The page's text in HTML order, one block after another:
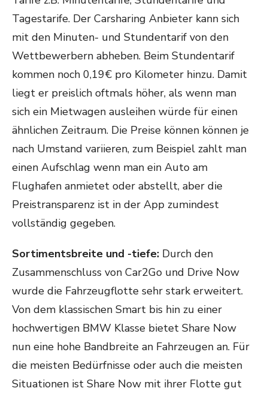
Tagestarife. Der Carsharing Anbieter kann sich
mit den Minuten- und Stundentarif von den
Wettbewerbern abheben. Beim Stundentarif
kommen noch 0,19€ pro Kilometer hinzu. Damit
liegt er preislich oftmals höher, als wenn man
sich ein Mietwagen ausleihen würde für einen
ähnlichen Zeitraum. Die Preise können können je
nach Umstand variieren, zum Beispiel zahlt man
einen Aufschlag wenn man ein Auto am
Flughafen anmietet oder abstellt, aber die
Preistransparenz ist in der App zumindest
vollständig gegeben.
Sortimentsbreite und -tiefe: Durch den
Zusammenschluss von Car2Go und Drive Now
wurde die Fahrzeugflotte sehr stark erweitert.
Von dem klassischen Smart bis hin zu einer
hochwertigen BMW Klasse bietet Share Now
nun eine hohe Bandbreite an Fahrzeugen an. Für
die meisten Bedürfnisse oder auch die meisten
Situationen ist Share Now mit ihrer Flotte gut